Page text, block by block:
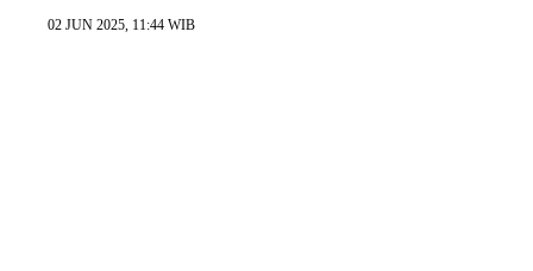
02 JUN 2025, 11:44 WIB